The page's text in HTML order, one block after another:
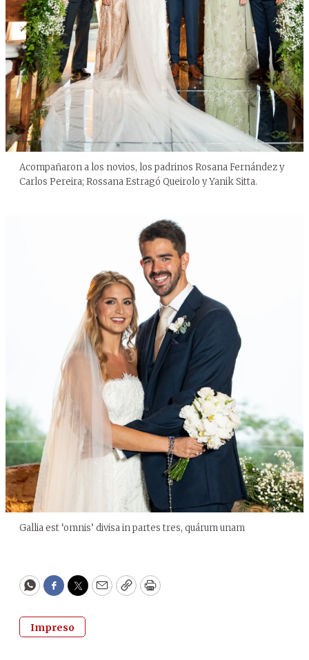
Acompañaron a los novios, los padrinos Rosana Fernández y
Carlos Pereira; Rossana Estragó Queirolo y Yanik Sitta.
Gallia est ‘omnis’ divisa in partes tres, quárum unam
WhatsApp
Facebook
Twitter
EmailCopyPrint
Impreso